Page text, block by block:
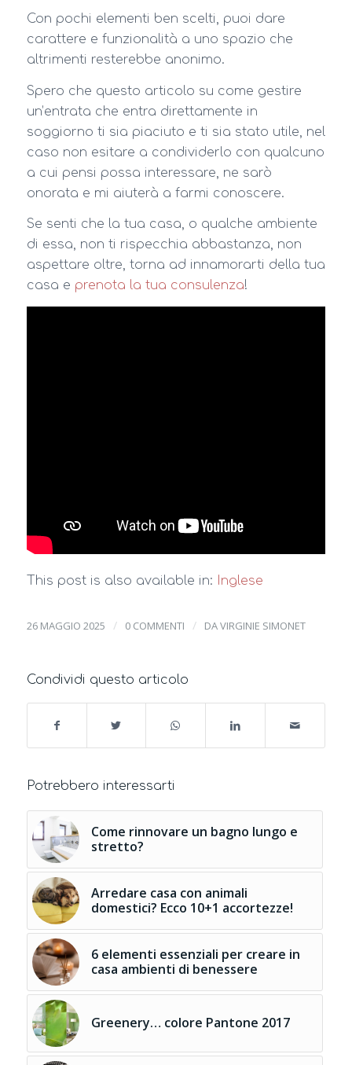
Con pochi elementi ben scelti, puoi dare
carattere e funzionalità a uno spazio che
altrimenti resterebbe anonimo.
Spero che questo articolo su come gestire
un’entrata che entra direttamente in
soggiorno ti sia piaciuto e ti sia stato utile, nel
caso non esitare a condividerlo con qualcuno
a cui pensi possa interessare, ne sarò
onorata e mi aiuterà a farmi conoscere.
Se senti che la tua casa, o qualche ambiente
di essa, non ti rispecchia abbastanza, non
aspettare oltre, torna ad innamorarti della tua
casa e prenota la tua consulenza!
This post is also available in: Inglese
26 MAGGIO 2025 / 0 COMMENTI / DAVIRGINIE SIMONET
Condividi questo articolo
Potrebbero interessarti
Come rinnovare un bagno lungo e
stretto?
Arredare casa con animali
domestici? Ecco 10+1 accortezze!
6 elementi essenziali per creare in
casa ambienti di benessere
Greenery… colore Pantone 2017